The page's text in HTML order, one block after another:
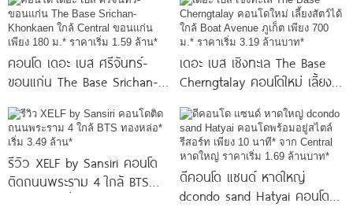
คอนโด เดอะ เบส ศรีจันทร์-
ขอนแก่น The Base Srichan-
ขอนแก่น
เดอะ เบส เชิงทะเล The Base
Cherngtalay คอนโดใหม่ เลี้ยง
รีวิว XELF by Sansiri คอนโด
ติดถนนพระราม 4 ใกล้ BTS
ดีคอนโด แซนด์ หาดใหญ่
dcondo sand Hatyai คอนโด